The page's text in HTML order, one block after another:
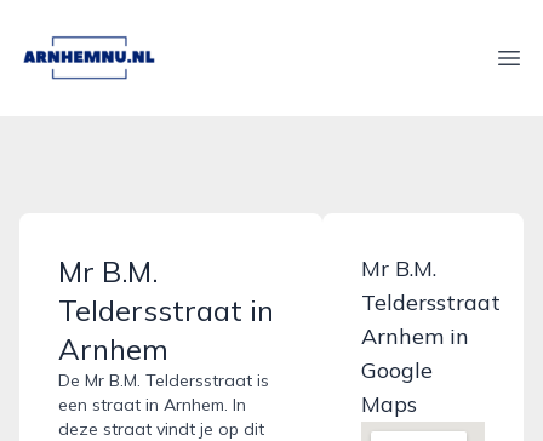
arnhemnu.nl
Mr B.M.
Teldersstraat in
Arnhem
De Mr B.M. Teldersstraat is
een straat in Arnhem. In
deze straat vindt je op dit
Mr B.M.
Teldersstraat
Arnhem in
Google
Maps